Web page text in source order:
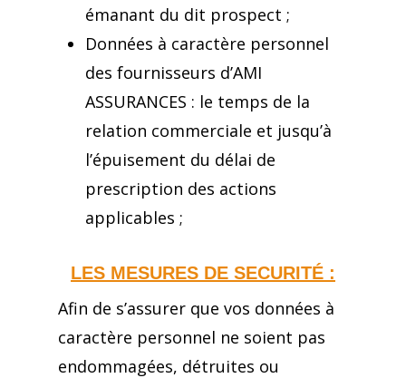
émanant du dit prospect ;
Données à caractère personnel
des fournisseurs d’AMI
ASSURANCES : le temps de la
relation commerciale et jusqu’à
l’épuisement du délai de
prescription des actions
applicables ;
LES MESURES DE SECURITÉ :
Afin de s’assurer que vos données à
caractère personnel ne soient pas
endommagées, détruites ou